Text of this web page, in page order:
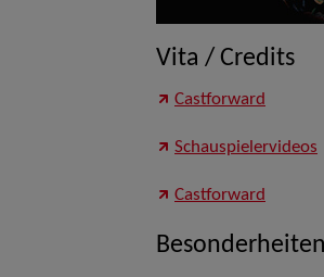
Vita / Credits
Castforward
Schauspielervideos
Castforward